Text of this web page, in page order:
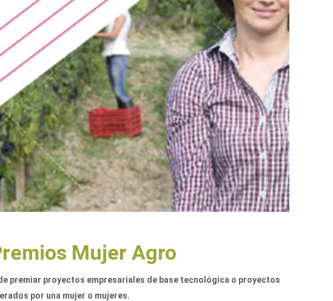
Mujer Agro
premiar proyectos empresariales de base tecnológica o proyectos
por una mujer o mujeres.